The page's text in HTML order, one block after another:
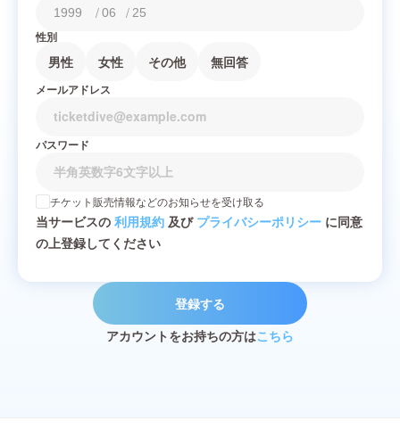
/ /
性別
男性 女性 その他 無回答
メールアドレス
パスワード
チケット販売情報などのお知らせを受け取る
当サービスの 利用規約 及び プライバシーポリシー に同意
の上登録してください
登録する
アカウントをお持ちの方はこちら